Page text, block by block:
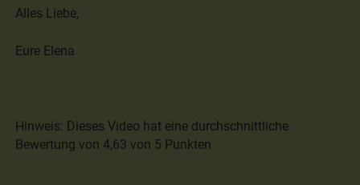
Alles Liebe,
Eure Elena
Hinweis: Dieses Video hat eine durchschnittliche
Bewertung von 4,63 von 5 Punkten